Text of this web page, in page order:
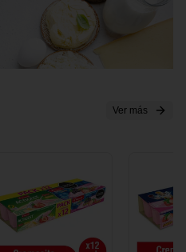
Ver más